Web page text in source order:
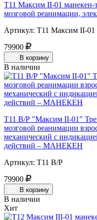
Т11 Максим II-01 манекен-
мозговой реанимации,
Артикул: Т11 Максим II-01
79900
В корзину
В наличии
Т11 В/Р "Максим II-01"
мозговой реанимации
механический с
действий – МАНЕКЕН
Артикул: Т11 В/Р
79900
В корзину
В наличии
Хит